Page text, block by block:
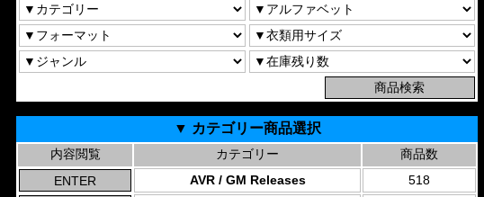
▼ カテゴリー商品選択
内容閲覧 カテゴリー
商品数
AVR / GM Releases
518